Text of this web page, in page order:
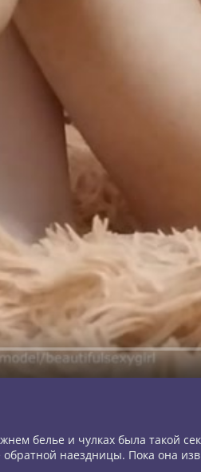
белье и чулках была такой
обратной наездницы. Пока она